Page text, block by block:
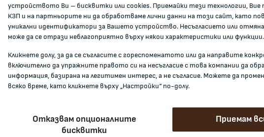
тел:
02 9330565
факс:02 9884218
info@kzp.bg
Всички контакти
facebook
Кои сме ние
Администрация
Документи и
Информация
Полезни връзки
устройството Ви – бисквитки или cookies. Приемайки тези технологии, Вие
КЗП и на партньорите ни да обработваме лични данни на този сайт, като
уникални идентификатори за Вашето устройство. Несъгласието или
може да се отрази неблагоприятно върху някои характеристики или функции.
Кликнете долу, за да се съгласите с гореспоменатото или да направите
включително да упражните правото си на несъгласие с това компании да
информация, базирана на легитимен интерес, а не съгласие. Можете да
всяко време, като кликнете върху „Настройки“ по-долу.
Отказвам опционалните
бисквитки
Приемам